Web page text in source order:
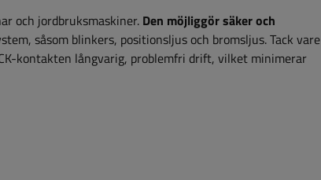
och jordbruksmaskiner. Den möjliggör säker och
såsom blinkers, positionsljus och bromsljus. Tack vare
kontakten långvarig, problemfri drift, vilket minimerar